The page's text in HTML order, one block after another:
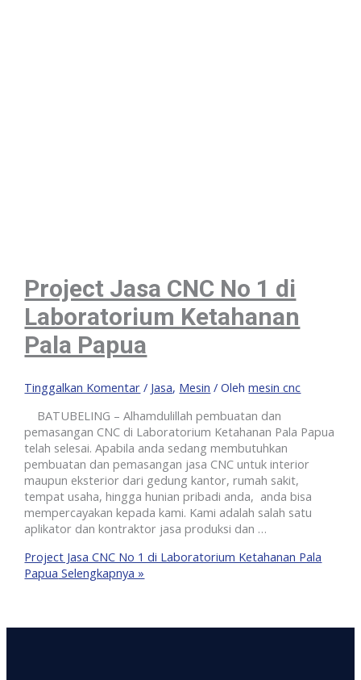
Project Jasa CNC No 1 di
Laboratorium Ketahanan
Pala Papua
Tinggalkan Komentar / Jasa, Mesin / Olehmesin cnc
BATUBELING – Alhamdulillah pembuatan dan
pemasangan CNC di Laboratorium Ketahanan Pala Papua
telah selesai. Apabila anda sedang membutuhkan
pembuatan dan pemasangan jasa CNC untuk interior
maupun eksterior dari gedung kantor, rumah sakit,
tempat usaha, hingga hunian pribadi anda, anda bisa
mempercayakan kepada kami. Kami adalah salah satu
aplikator dan kontraktor jasa produksi dan …
Project Jasa CNC No 1 di Laboratorium Ketahanan Pala
Papua Selengkapnya »